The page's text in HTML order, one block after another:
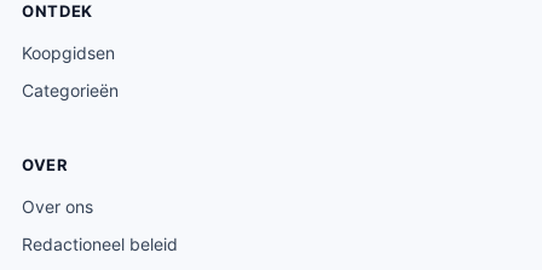
ONTDEK
Koopgidsen
Categorieën
OVER
Over ons
Redactioneel beleid